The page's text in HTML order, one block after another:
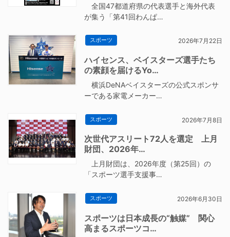
全国47都道府県の代表選手と海外代表
が集う「第41回わんぱ…
スポーツ 2026年7月22日
ハイセンス、ベイスターズ選手たち
の素顔を届けるYo…
横浜DeNAベイスターズの公式スポンサ
ーである家電メーカー…
スポーツ 2026年7月8日
次世代アスリート72人を選定 上月
財団、2026年…
上月財団は、2026年度（第25回）の
「スポーツ選手支援事…
スポーツ 2026年6月30日
スポーツは日本成長の“触媒” 関心
高まるスポーツコ…